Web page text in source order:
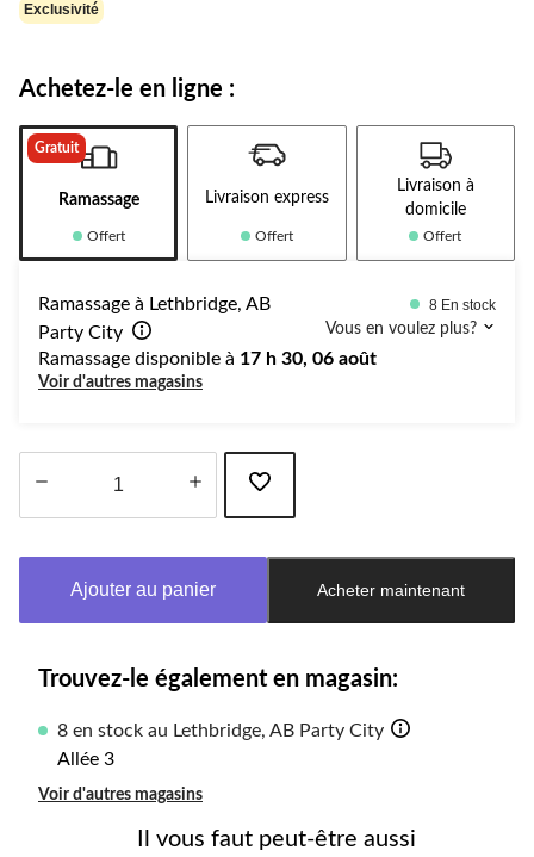
Exclusivité
Achetez-le en ligne :
Gratuit
Ramassage
Offert
Livraison express
Offert
Livraison à
domicile
Offert
Ramassage à Lethbridge, AB
Party City
8 En stock
Vous en voulez plus?
Ramassage disponible à 17 h 30, 06 août
Voir d'autres magasins
à
Ajouter au panier Acheter maintenant
Trouvez-le également en magasin:
8 en stock au Lethbridge, AB Party City
Allée 3
Voir d'autres magasins
Il vous faut peut-être aussi